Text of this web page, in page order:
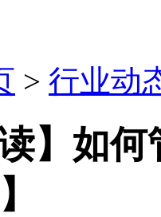
> 行业动
读】如